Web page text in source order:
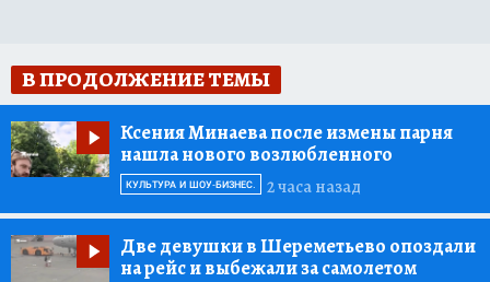
В ПРОДОЛЖЕНИЕ ТЕМЫ
Ксения Минаева после измены парня
нашла нового возлюбленного
2 часа назад
КУЛЬТУРА И ШОУ-БИЗНЕС.
Две девушки в Шереметьево опоздали
на рейс и выбежали за самолетом